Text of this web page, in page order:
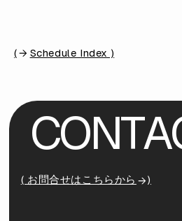
( Schedule Index )
CONTA
( お問合せはこちらから )